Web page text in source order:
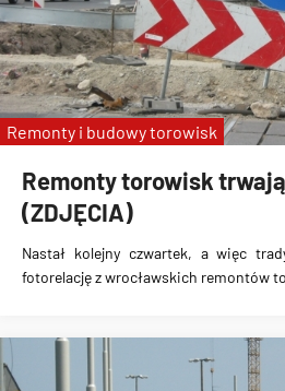
Remonty torowisk trwają
(ZDJĘCIA)
Nastał kolejny czwartek, a więc
fotorelację z wrocławskich remontów
Remonty i budowy torowisk